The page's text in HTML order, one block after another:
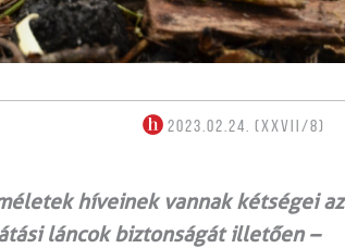
2023.02.24. (XXVII/8)
híveinek vannak kétségei az
láncok biztonságát illetően –